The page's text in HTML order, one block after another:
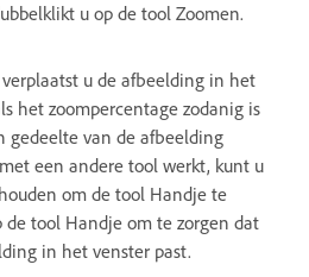
u op de tool Zoomen.
u de afbeelding in het
het zoompercentage zodanig is
gedeelte van de afbeelding
een andere tool werkt, kunt u
om de tool Handje te
de tool Handje om te zorgen dat
in het venster past.